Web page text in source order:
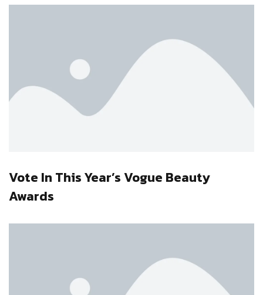
Vote In This Year’s Vogue Beauty
Awards